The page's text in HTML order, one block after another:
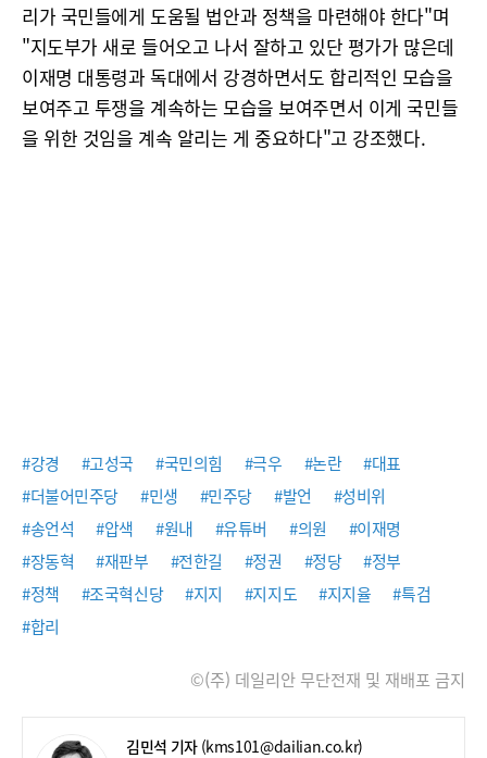
리가 국민들에게 도움될 법안과 정책을 마련해야 한다"며
"지도부가 새로 들어오고 나서 잘하고 있단 평가가 많은데
이재명 대통령과 독대에서 강경하면서도 합리적인 모습을
보여주고 투쟁을 계속하는 모습을 보여주면서 이게 국민들
을 위한 것임을 계속 알리는 게 중요하다"고 강조했다.
#강경 #고성국 #국민의힘 #극우 #논란
#대표
#더불어민주당
#민생 #민주당 #발언
#성비위
#송언석
#압색 #원내 #유튜버 #의원
#이재명
#장동혁
#재판부 #전한길 #정권 #정당
#정부
#정책
#조국혁신당 #지지 #지지도 #지지율
#특검
#합리
©(주) 데일리안 무단전재 및 재배포 금지
김민석 기자 (kms101@dailian.co.kr)